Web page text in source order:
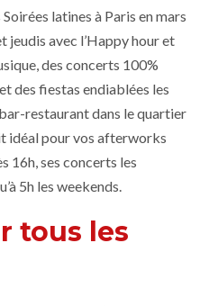
latines à Paris en mars
jeudis avec l’Happy hour et
des concerts 100%
des fiestas endiablées les
restaurant dans le quartier
idéal pour vos afterworks
16h, ses concerts les
5h les weekends.
tous les